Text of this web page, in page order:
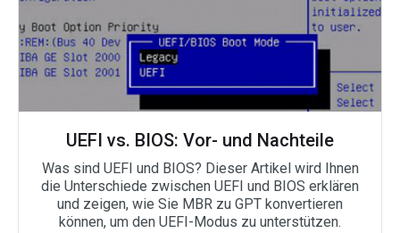
UEFI vs. BIOS: Vor- und Nachteile
Was sind UEFI und BIOS? Dieser Artikel wird Ihnen
die Unterschiede zwischen UEFI und BIOS erklären
und zeigen, wie Sie MBR zu GPT konvertieren
können, um den UEFI-Modus zu unterstützen.